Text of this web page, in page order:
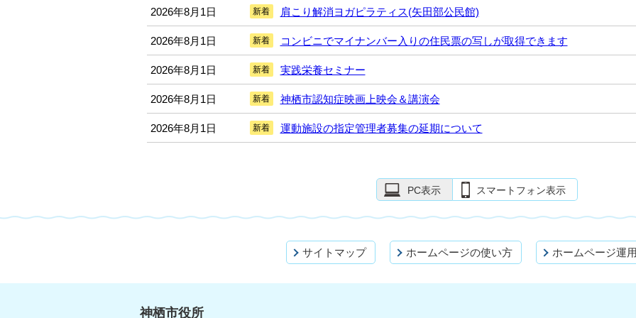
2026年8月1日 新着 肩こり解消ヨガピラティス(矢田部公民館)
2026年8月1日 新着 コンビニでマイナンバー入りの住民票の写しが取得できます
2026年8月1日 新着 実践栄養セミナー
2026年8月1日 新着 神栖市認知症映画上映会＆講演会
2026年8月1日 新着 運動施設の指定管理者募集の延期について
PC表示 スマートフォン表示
サイトマップ ホームページの使い方 ホームページ運
神栖市役所